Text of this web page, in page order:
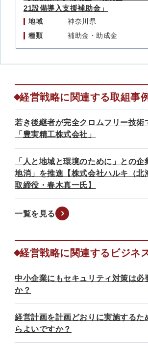
21設備導入支援補助金」
地域
神奈川県
種類
補助金・助成金
経営戦略に関連する取組事
若き後継者が完全クロムフリー技術
「豊実精工株式会社」
「人と地域と環境のために」との
地消」を推進【株式会社ハルキ（北
取締役・春木真一氏】
一覧を見る
経営戦略に関連するビジネ
中小企業にもセキュリティ対策は必
か？
経営計画を計画どおりに実施するた
らよいですか？